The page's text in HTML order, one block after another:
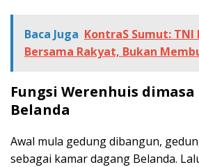
Baca Juga KontraS Sumut: TNI
Bersama Rakyat, Bukan
Fungsi Werenhuis
Belanda
Awal mula gedung dibangun,
sebagai kamar dagang Belanda.